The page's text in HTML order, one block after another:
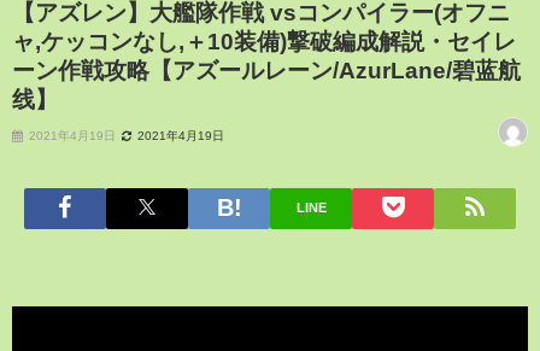
【アズレン】大艦隊作戦 vsコンパイラー(オフニ
ャ,ケッコンなし,＋10装備)撃破編成解説・セイレ
ーン作戦攻略【アズールレーン/AzurLane/碧蓝航
线】
2021年4月19日 2021年4月19日
LINE